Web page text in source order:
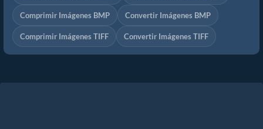
Comprimir Imágenes BMP Convertir Imágenes BMP
Comprimir Imágenes TIFF Convertir Imágenes TIFF